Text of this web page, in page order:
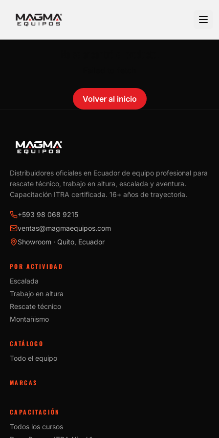
Volver al inicio
Distribuidores oficiales en Ecuador de equipo profesional para
rescate técnico, trabajo en altura, escalada y aventura.
Capacitación ITRA certificada. 16+ años de trayectoria.
+593 98 068 9215
ventas@magmaequipos.com
Showroom · Quito, Ecuador
POR ACTIVIDAD
Escalada
Trabajo en altura
Rescate técnico
Montañismo
CATÁLOGO
Todo el equipo
MARCAS
CAPACITACIÓN
Todos los cursos